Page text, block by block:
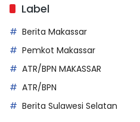
Label
Berita Makassar
Pemkot Makassar
ATR/BPN MAKASSAR
ATR/BPN
Berita Sulawesi Selatan